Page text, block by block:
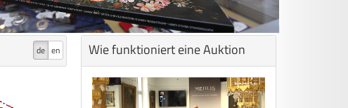
de en Wie funktioniert eine Auktion